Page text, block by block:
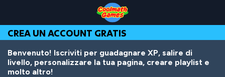
Top
of
Page
Navigation
Main
Content
Footer
contenuto
principale
CREA UN ACCOUNT GRATIS
Benvenuto! Iscriviti per guadagnare XP, salire di
livello, personalizzare la tua pagina, creare playlist e
molto altro!